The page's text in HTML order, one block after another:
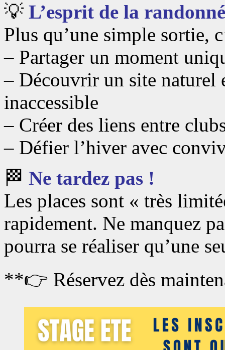
💡 L’esprit de la
Plus qu’une simple sortie,
– Partager un moment
– Découvrir un site naturel
inaccessible
– Créer des liens entre
– Défier l’hiver avec
🏁 Ne tardez pas !
Les places sont « très
rapidement. Ne manquez
pourra se réaliser qu’une
**👉 Réservez dès